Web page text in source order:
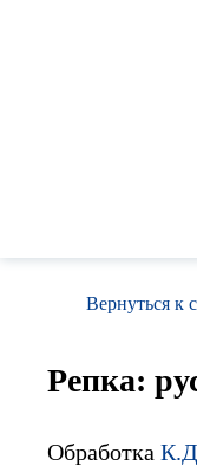
Вернуться к
Репка:
Обработка